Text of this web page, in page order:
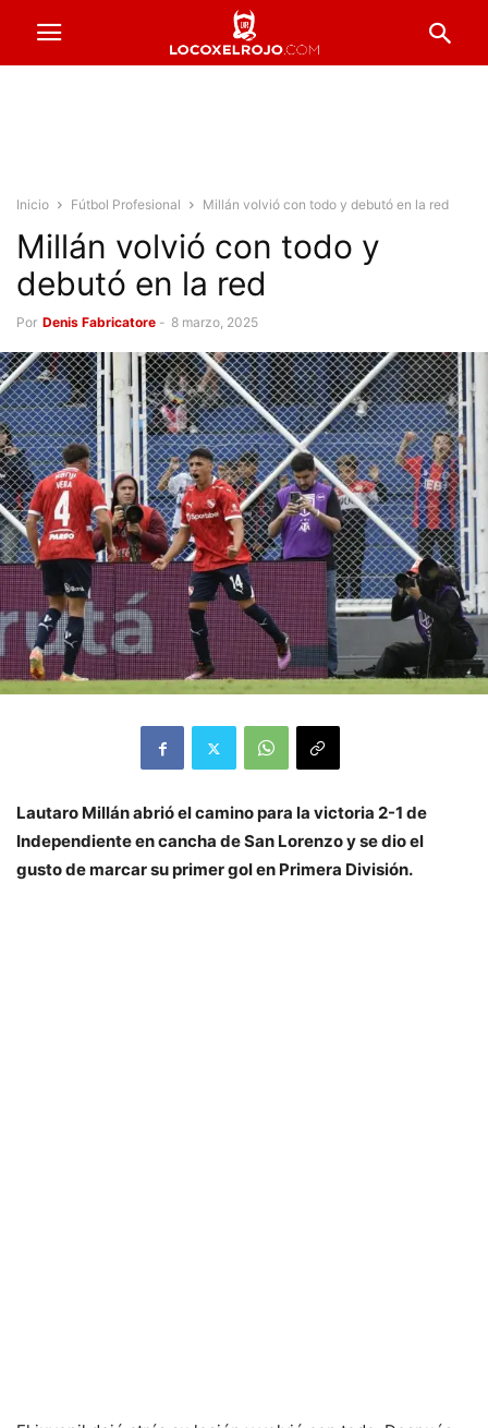
Inicio Fútbol Profesional Millán volvió con todo y debutó en la red
Millán volvió con todo y
debutó en la red
Por Denis Fabricatore - 8 marzo, 2025
Lautaro Millán abrió el camino para la victoria 2-1 de
Independiente en cancha de San Lorenzo y se dio el
gusto de marcar su primer gol en Primera División.